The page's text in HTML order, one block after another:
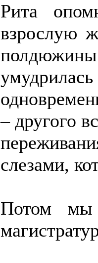
Рита
взрослую
– другого
слезами,
Потом мы